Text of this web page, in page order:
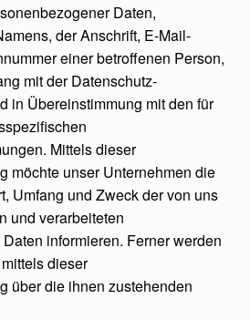
Daten,
der Anschrift, E-Mail-
einer betroffenen Person,
mit der Datenschutz-
in Übereinstimmung mit den für
Mittels dieser
möchte unser Unternehmen die
Umfang und Zweck der von uns
und verarbeiteten
informieren. Ferner werden
dieser
über die ihnen zustehenden